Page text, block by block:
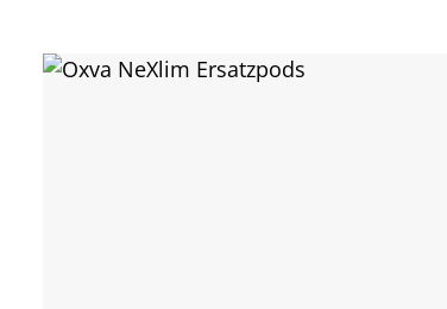
Bildergalerie überspringen